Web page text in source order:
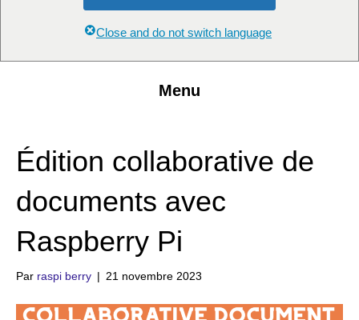
Close and do not switch language
Menu
Édition collaborative de
documents avec
Raspberry Pi
Par raspi berry | 21 novembre 2023